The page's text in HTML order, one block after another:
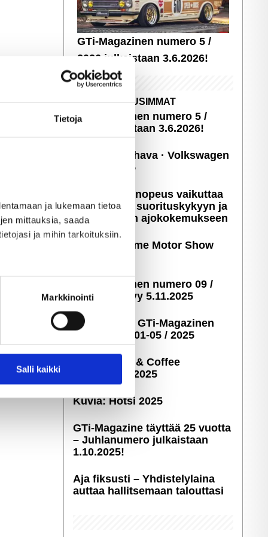
Tietoja
ja lukemaan tietoa
mittauksia, saada
ja mihin tarkoituksiin.
tukemiseen
alan
tietoja muihin tietoihin, joita
Markkinointi
Salli kaikki
GTi-Magazinen numero 5 /
2026 julkaistaan 3.6.2026!
UUSIMMAT
GTi-Magazinen numero 5 /
2026 julkaistaan 3.6.2026!
Sopivasti Lihava · Volkswagen
Kleinbus '75
Miten latausnopeus vaikuttaa
sähköauton suori­tus­ky­kyyn ja
päivittäiseen ajoko­ke­muk­seen
Kuvia: X-treme Motor Show
GTi-Magazinen numero 09 /
2025 ilmestyy 5.11.2025
Taustakuvia GTi-Magazinen
numeroista 01-05 / 2025
Kuvia: Cars & Coffee
Savonlinna 2025
Kuvia: Hötsi 2025
GTi-Magazine täyttää 25 vuotta
– Juhlanumero julkaistaan
1.10.2025!
Aja fiksusti – Yhdis­te­ly­laina
auttaa hallitsemaan talouttasi